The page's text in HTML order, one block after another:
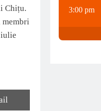
Chițu.
3:00 pm